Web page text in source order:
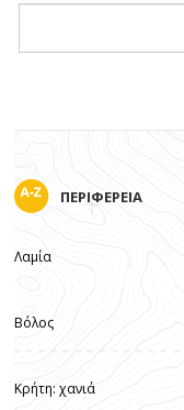
ΠΕΡΙΦΕΡΕΙΑ
Λαμία
Βόλος
Κρήτη: χανιά